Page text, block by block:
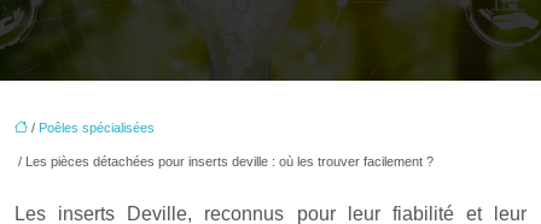
/ Poêles spécialisées
/ Les pièces détachées pour inserts deville : où les trouver facilement ?
Les inserts Deville, reconnus pour leur fiabilité et leur